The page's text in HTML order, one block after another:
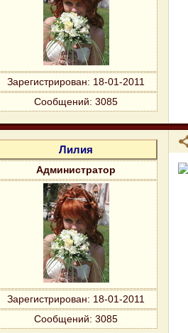
Зарегистрирован: 18-01-2011
Сообщений: 3085
Лилия
Администратор
Зарегистрирован: 18-01-2011
Сообщений: 3085